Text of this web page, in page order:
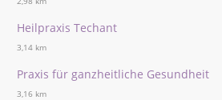
Heilpraxis Techant
3,14 km
Praxis für ganzheitliche Gesundheit
3,16 km